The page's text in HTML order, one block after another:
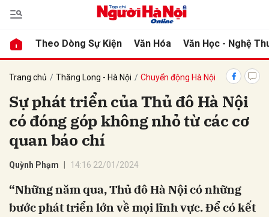
Theo Dòng Sự Kiện Văn Hóa Văn Học - Nghệ
Trang chủ Thăng Long - Hà Nội Chuyển động Hà Nội
Sự phát triển của Thủ đô Hà Nội
có đóng góp không nhỏ từ các cơ
quan báo chí
Quỳnh Phạm 14:16 22/01/2024
“Những năm qua, Thủ đô Hà Nội có những
bước phát triển lớn về mọi lĩnh vực. Để có kết
luận
Hủy